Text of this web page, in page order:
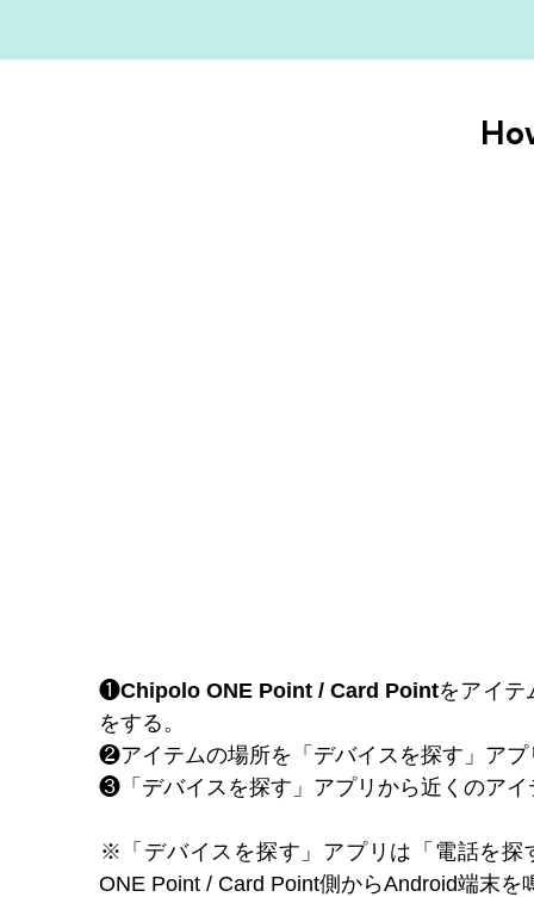
❶Chipolo ONE Point / Card Pointをアイテ
をする。
❷アイテムの場所を「デバイスを探す」アプ
❸「デバイスを探す」アプリから近くのア
※「 デバイスを探す 」アプリは「電話を
ONE Point / Card Point側からAndroid端末を